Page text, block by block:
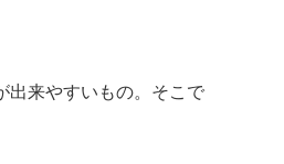
出来やすいもの。そこで